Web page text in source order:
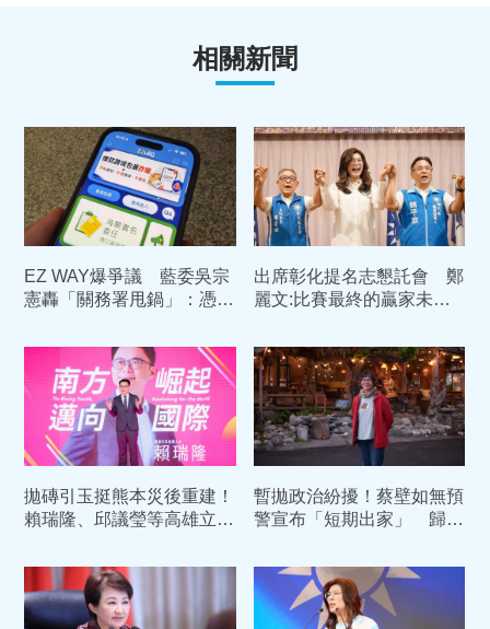
相關新聞
EZ WAY爆爭議 藍委吳宗
憲轟「關務署甩鍋」：憑什
出席彰化提名志懇託會 鄭
麗文:比賽最終的贏家未必
拋磚引玉挺熊本災後重建！
賴瑞隆、邱議瑩等高雄立委
暫拋政治紛擾！蔡壁如無預
警宣布「短期出家」 歸隊